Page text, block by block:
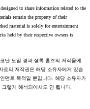
to share information related to the
remain the property of their
material is solely for entertainment
held by their respective owners is
난 도일 경과 셜록 홈즈의 저작물에
료의 저작권은 해당 소유자에게 있습
먼트 목적일 뿐입니다. 해당 소유자가
렇게 해석되어서도 안 됩니다.